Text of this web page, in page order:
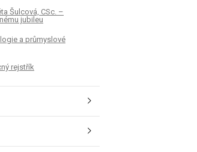
Šulcová, CSc. –
jubileu
a průmyslové
rejstřík